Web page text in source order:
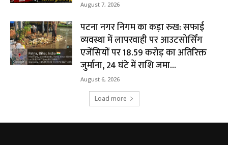
August 7, 2026
पटना नगर निगम का कड़ा रुख: सफाई
व्यवस्था में लापरवाही पर आउटसोर्सिंग
एजेंसियों पर ₹18.59 करोड़ का अतिरिक्त
जुर्माना, 24 घंटे में राशि जमा...
August 6, 2026
Load more